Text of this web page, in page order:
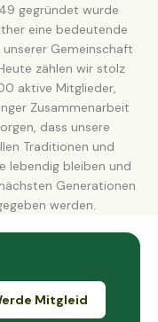
gegründet wurde
eine bedeutende
unserer Gemeinschaft
zählen wir stolz
aktive Mitglieder,
Zusammenarbeit
dass unsere
Traditionen und
lebendig bleiben und
Generationen
werden.
Mitgleid